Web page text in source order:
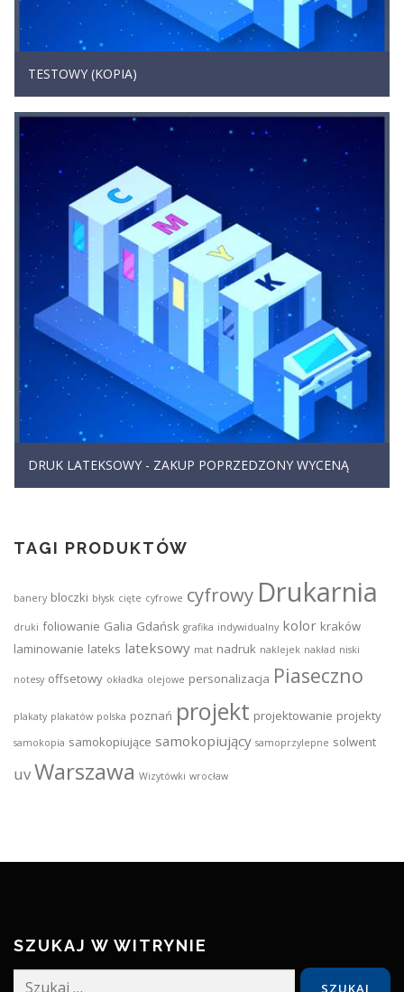
TESTOWY (KOPIA)
DRUK LATEKSOWY - ZAKUP POPRZEDZONY WYCENĄ
TAGI PRODUKTÓW
banery bloczki błysk cięte cyfrowe cyfrowy Drukarnia
druki foliowanie Galia Gdańsk grafika indywidualny kolor kraków
laminowanie lateks lateksowy mat nadruk naklejek nakład niski
notesy offsetowy okładka olejowe personalizacja Piaseczno
plakaty plakatów polska poznań projekt projektowanie projekty
samokopia samokopiujące samokopiujący samoprzylepne solwent
uvWarszawa Wizytówki wrocław
SZUKAJ W WITRYNIE
Szukaj: